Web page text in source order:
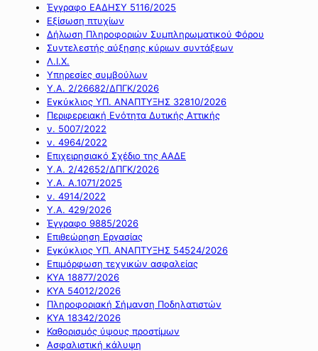
Έγγραφο ΕΑΔΗΣΥ 5116/2025
Εξίσωση πτυχίων
Δήλωση Πληροφοριών Συμπληρωματικού Φόρου
Συντελεστής αύξησης κύριων συντάξεων
Λ.Ι.Χ.
Υπηρεσίες συμβούλων
Υ.Α. 2/26682/ΔΠΓΚ/2026
Εγκύκλιος ΥΠ. ΑΝΑΠΤΥΞΗΣ 32810/2026
Περιφερειακή Ενότητα Δυτικής Αττικής
ν. 5007/2022
ν. 4964/2022
Επιχειρησιακό Σχέδιο της ΑΑΔΕ
Υ.Α. 2/42652/ΔΠΓΚ/2026
Υ.Α. Α.1071/2025
ν. 4914/2022
Υ.Α. 429/2026
Έγγραφο 9885/2026
Επιθεώρηση Εργασίας
Εγκύκλιος ΥΠ. ΑΝΑΠΤΥΞΗΣ 54524/2026
Επιμόρφωση τεχνικών ασφαλείας
ΚΥΑ 18877/2026
ΚΥΑ 54012/2026
Πληροφοριακή Σήμανση Ποδηλατιστών
ΚΥΑ 18342/2026
Καθορισμός ύψους προστίμων
Ασφαλιστική κάλυψη